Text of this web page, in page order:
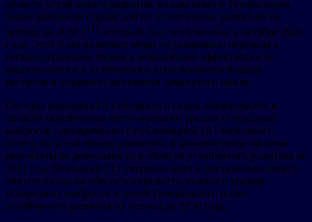
области устойчивого развития, изложенных в Генеральном
плане компании CapitaLand по устойчивому развитию на
период до 2030 г.[3], который был опубликован в октябре 2020
года. Этот план включает меры по ускорению перехода к
низкоуглеродному бизнесу, повышению эффективности
рационального и устойчивого использования водных
ресурсов и созданию экономики замкнутого цикла.
Сегодня компания CLI объявила о своем обязательстве в
области обеспечения нетто-нулевого уровня углеродных
выбросов одновременно с публикацией 13 Глобального
отчета по устойчивому развитию, в котором представлены
результаты ее деятельности в области устойчивого развития за
2021 год. Компания CLI уверенно идет к достижению своего
обязательства по обеспечению нетто-нулевого уровня
углеродных выбросов и целей Генерального плана
устойчивого развития на период до 2030 года.